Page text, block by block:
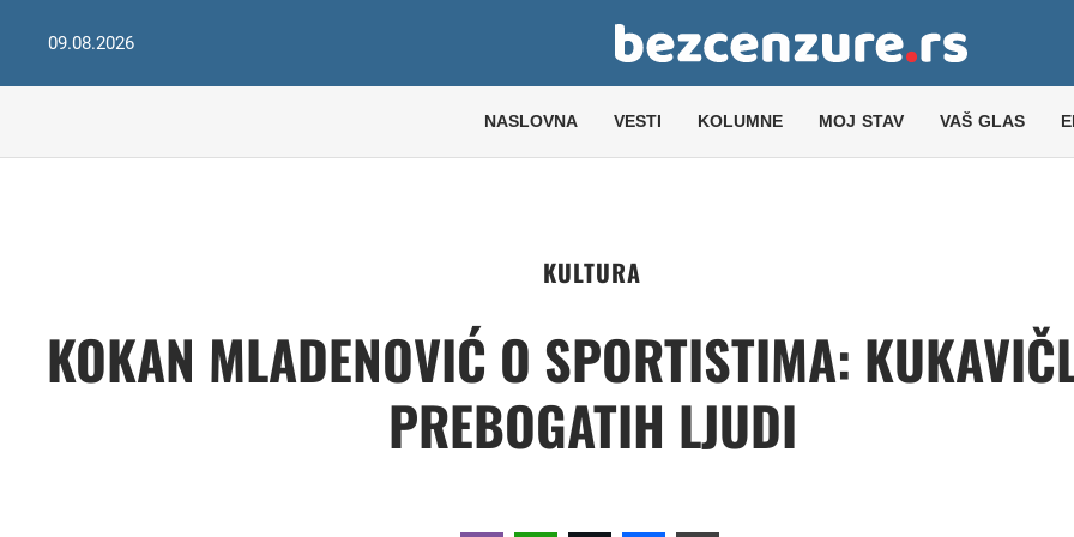
09.08.2026
NASLOVNA VESTI KOLUMNE MOJ STAV VAŠ GLAS
KULTURA
KOKAN MLADENOVIĆ O SPORTISTIMA:
PREBOGATIH LJUDI